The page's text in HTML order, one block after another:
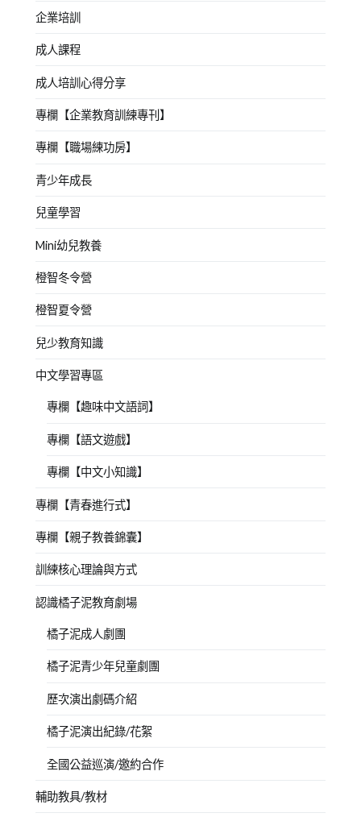
企業培訓
成人課程
成人培訓心得分享
專欄【企業教育訓練專刊】
專欄【職場練功房】
青少年成長
兒童學習
Mini幼兒教養
橙智冬令營
橙智夏令營
兒少教育知識
中文學習專區
專欄【趣味中文語詞】
專欄【語文遊戲】
專欄【中文小知識】
專欄【青春進行式】
專欄【親子教養錦囊】
訓練核心理論與方式
認識橘子泥教育劇場
橘子泥成人劇團
橘子泥青少年兒童劇團
歷次演出劇碼介紹
橘子泥演出紀錄/花絮
全國公益巡演/邀約合作
輔助教具/教材